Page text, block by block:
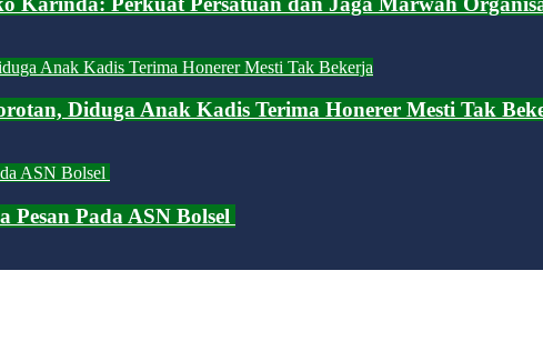
Diduga Anak Kadis Terima Honerer Mesti Tak
Pada ASN Bolsel